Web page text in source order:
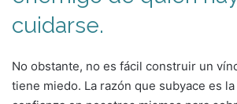
cuidarse.
No obstante, no es fácil construir un
tiene miedo. La razón que subyace es